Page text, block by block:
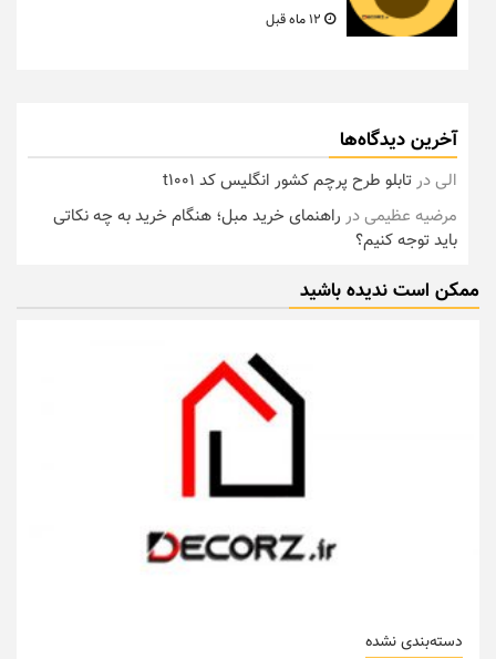
آخرین دیدگاه‌ها
الیدرتابلو طرح پرچم کشور انگلیس کد t1001
مرضیه عظیمیدر راهنمای خرید مبل؛ هنگام خرید به چه نکاتی
باید توجه کنیم؟
ممکن است ندیده باشید
دسته‌بندی نشده